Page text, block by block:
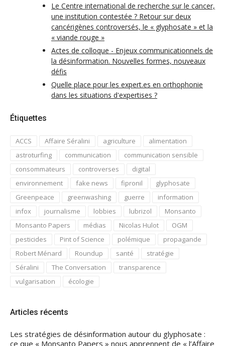
Le Centre international de recherche sur le cancer,
une institution contestée ? Retour sur deux
cancérigènes controversés, le « glyphosate » et la
« viande rouge »
Actes de colloque - Enjeux communicationnels de
la désinformation. Nouvelles formes, nouveaux
défis
Quelle place pour les expert.es en orthophonie
dans les situations d'expertises ?
Étiquettes
ACCS Affaire Séralini agriculture
alimentation
astroturfing
communication
communication sensible
consommateurs
controverses
digital
environnement
fake news fipronil
glyphosate
Greenpeace
greenwashing guerre
information
infox
journalisme lobbies lubrizol
Monsanto
Monsanto Papers
médias Nicolas Hulot
OGM
pesticides
Pint of Science polémique
propagande
Robert Ménard
Roundup santé
stratégie
Séralini
The Conversation
transparence
vulgarisation
écologie
Articles récents
Les stratégies de désinformation autour du glyphosate :
ce que « Monsanto Papers » nous apprennent de « l’Affaire